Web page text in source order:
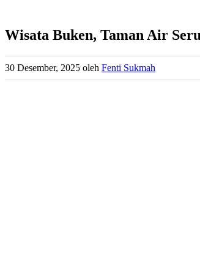
Wisata Buken, Taman Air
30 Desember, 2025 oleh Fenti Sukmah